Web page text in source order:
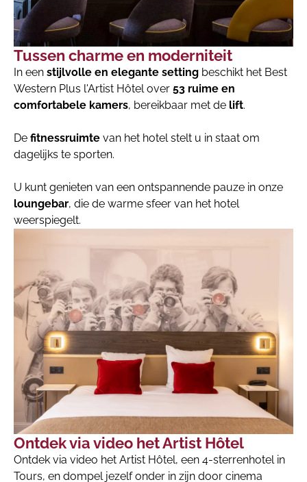
Tussen charme en moderniteit
In een stijlvolle en elegante setting beschikt het Best
Western Plus l'Artist Hôtel over 53 ruime en
comfortabele kamers, bereikbaar met de lift.
De fitnessruimte van het hotel stelt u in staat om
dagelijks te sporten.
U kunt genieten van een ontspannende pauze in onze
loungebar, die de warme sfeer van het hotel
weerspiegelt.
Ontdek via video het Artist Hôtel
Ontdek via video het Artist Hôtel, een 4-sterrenhotel in
Tours, en dompel jezelf onder in zijn door cinema